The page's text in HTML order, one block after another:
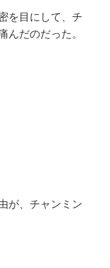
を目にして、チ
んだのだった。
が、チャンミン